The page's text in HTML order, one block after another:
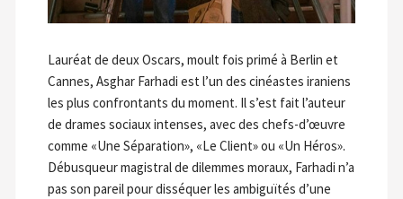
Lauréat de deux Oscars, moult fois primé à Berlin et
Cannes, Asghar Farhadi est l’un des cinéastes iraniens
les plus confrontants du moment. Il s’est fait l’auteur
de drames sociaux intenses, avec des chefs-d’œuvre
comme «Une Séparation», «Le Client» ou «Un Héros».
Débusqueur magistral de dilemmes moraux, Farhadi n’a
pas son pareil pour disséquer les ambiguïtés d’une